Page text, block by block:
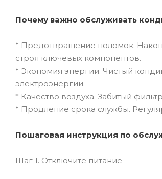
Почему важно обслуживать
* Предотвращение поломок.
строя ключевых компонентов.
* Экономия энергии. Чистый
электроэнергии.
* Качество воздуха. Забитый
* Продление срока службы.
Пошаговая инструкция по
Шаг 1. Отключите питание